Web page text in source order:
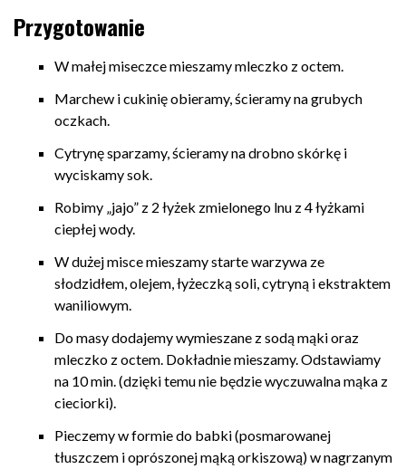
Przygotowanie
W małej miseczce mieszamy mleczko z octem.
Marchew i cukinię obieramy, ścieramy na grubych
oczkach.
Cytrynę sparzamy, ścieramy na drobno skórkę i
wyciskamy sok.
Robimy „jajo” z 2 łyżek zmielonego lnu z 4 łyżkami
ciepłej wody.
W dużej misce mieszamy starte warzywa ze
słodzidłem, olejem, łyżeczką soli, cytryną i ekstraktem
waniliowym.
Do masy dodajemy wymieszane z sodą mąki oraz
mleczko z octem. Dokładnie mieszamy. Odstawiamy
na 10 min. (dzięki temu nie będzie wyczuwalna mąka z
cieciorki).
Pieczemy w formie do babki (posmarowanej
tłuszczem i oprószonej mąką orkiszową) w nagrzanym